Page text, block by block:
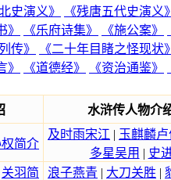
史演义》 《残唐五代史演义》
》 《乐府诗集》 《施公案》
传》 《二十年目睹之怪现状》
》 《道德经》 《资治通鉴》
水浒传人物介
简介
及时雨宋江 | 玉麒麟卢
多星吴用 | 史
关羽简
浪子燕青 | 大刀关胜 |